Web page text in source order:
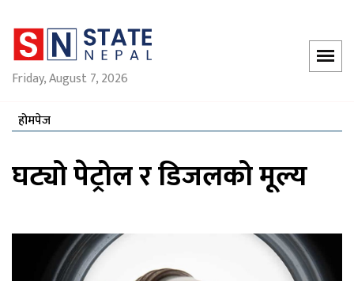
Friday, August 7, 2026
होमपेज
घट्यो पेट्रोल र डिजलको मूल्य